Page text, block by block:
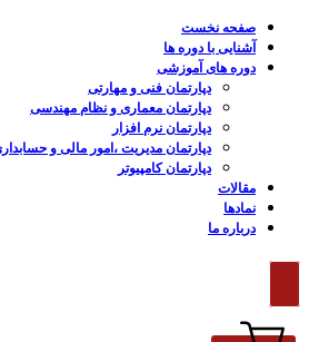
صفحه نخست
آشنایی با دوره ها
دوره های آموزشی
دپارتمان فنی و مهارتی
دپارتمان معماری و نظام مهندسی
دپارتمان نرم افزار
دپارتمان مدیریت ،امور مالی و حسابداری
دپارتمان کامپیوتر
مقالات
نمادها
درباره ما